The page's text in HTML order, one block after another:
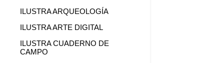
ILUSTRA ARQUEOLOGÍA
ILUSTRA ARTE DIGITAL
ILUSTRA CUADERNO DE
CAMPO